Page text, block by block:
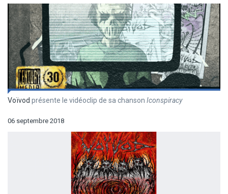
Voïvod présente le vidéoclip de sa chanson Iconspiracy
06 septembre 2018